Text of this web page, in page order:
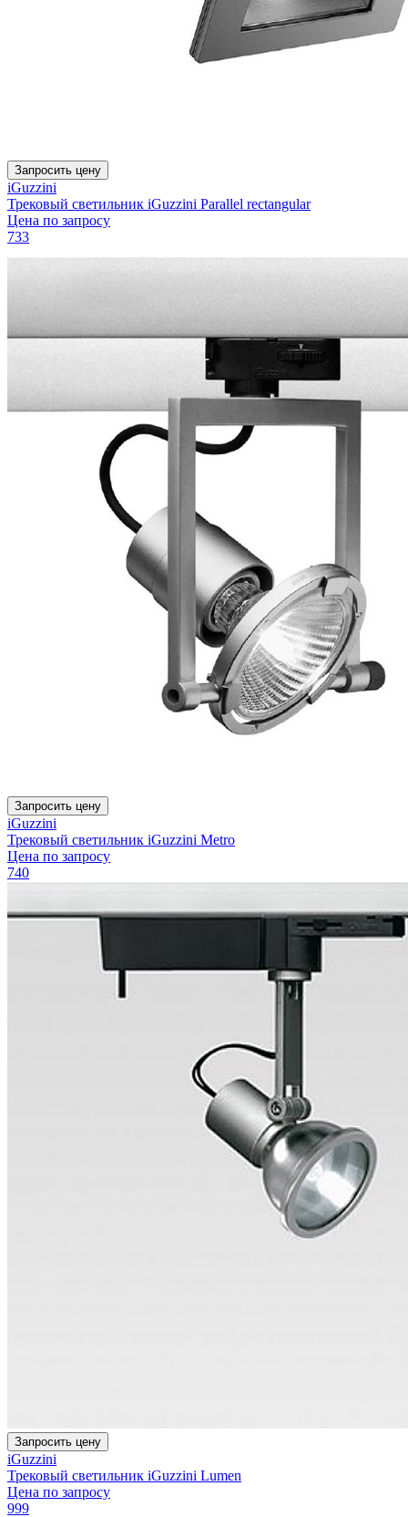
Запросить цену
iGuzzini
Трековый светильник iGuzzini Parallel rectangular
Цена по запросу
733
Запросить цену
iGuzzini
Трековый светильник iGuzzini Metro
Цена по запросу
740
Запросить цену
iGuzzini
Трековый светильник iGuzzini Lumen
Цена по запросу
999